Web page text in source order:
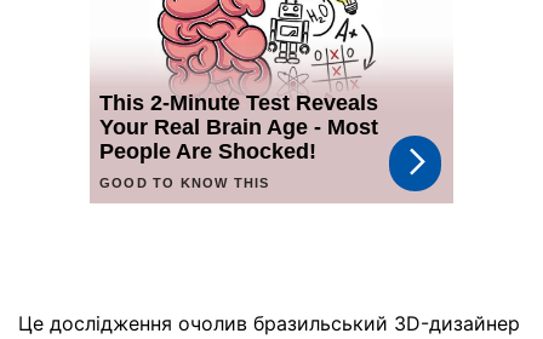
Це дослідження очолив бразильський 3D-дизайнер